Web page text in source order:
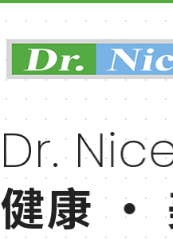
Dr.
健康 ·
Dr.
健康 ·
Dr.
健康 ·
Dr.
健康 ·